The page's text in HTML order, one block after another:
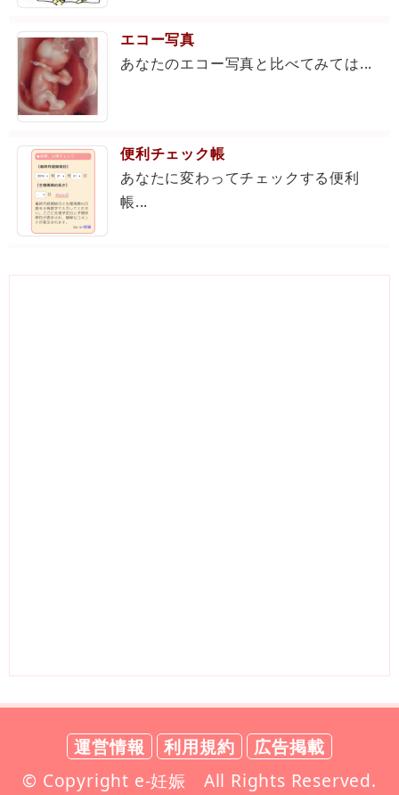
エコー写真
あなたのエコー写真と比べてみては...
便利チェック帳
あなたに変わってチェックする便利
帳...
運営情報 利用規約
広告掲載
© Copyright e-妊娠 All Rights Reserved.